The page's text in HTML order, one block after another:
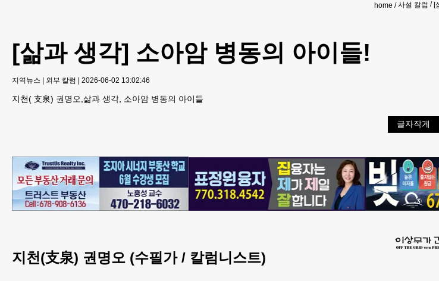
home 사설 칼럼 [
[삶과 생각] 소아암 병동의 아이들!
지역뉴스 | 외부 칼럼 | 2026-06-02 13:02:46
지천( 支泉) 권명오,삶과 생각, 소아암 병동의 아이들
글자작게
지천(支泉) 권명오 (수필가 / 칼럼니스트)